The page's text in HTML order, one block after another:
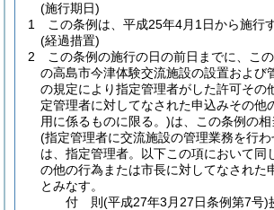
(施行期日)
1
この条例は、平成25年4月1日から施行す
(経過措置)
2
この条例の施行の日の前日までに、こ
の高島市今津体験交流施設の設置および
の規定により指定管理者がした許可その
定管理者に対してなされた申込みその他
用に係るものに限る。)は、この条例の
(指定管理者に交流施設の管理業務を行
は、指定管理者。以下この項において同
の他の行為または市長に対してなされた
とみなす。
付 則(平成27年3月27日条例第7号)